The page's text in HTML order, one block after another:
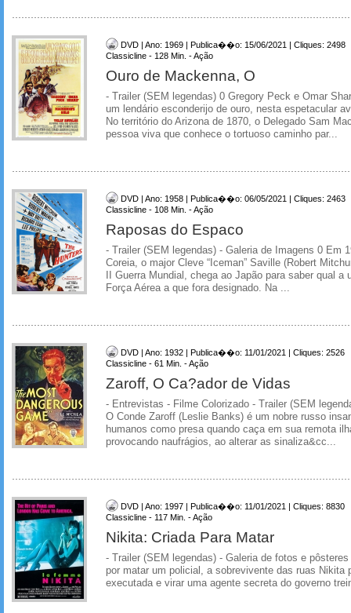
DVD | Ano: 1969 | Publica��o: 15/06/2021 | Cliques: 2498
Classicline - 128 Min. - Ação
Ouro de Mackenna, O
- Trailer (SEM legendas) 0 Gregory Peck e Omar
um lendário esconderijo de ouro, nesta espetacular
No território do Arizona de 1870, o Delegado Sam
pessoa viva que conhece o tortuoso caminho par...
DVD | Ano: 1958 | Publica��o: 06/05/2021 | Cliques: 2463
Classicline - 108 Min. - Ação
Raposas do Espaco
- Trailer (SEM legendas) - Galeria de Imagens 0 Em
Coreia, o major Cleve “Iceman” Saville (Robert
II Guerra Mundial, chega ao Japão para saber qual a
Força Aérea a que fora designado. Na ...
DVD | Ano: 1932 | Publica��o: 11/01/2021 | Cliques: 2526
Classicline - 61 Min. - Ação
Zaroff, O Ca?ador de Vidas
- Entrevistas - Filme Colorizado - Trailer (SEM
O Conde Zaroff (Leslie Banks) é um nobre russo
humanos como presa quando caça em sua remota
provocando naufrágios, ao alterar as sinaliza&cc...
DVD | Ano: 1997 | Publica��o: 11/01/2021 | Cliques: 8830
Classicline - 117 Min. - Ação
Nikita: Criada Para Matar
- Trailer (SEM legendas) - Galeria de fotos e
por matar um policial, a sobrevivente das ruas Nikita
executada e virar uma agente secreta do governo